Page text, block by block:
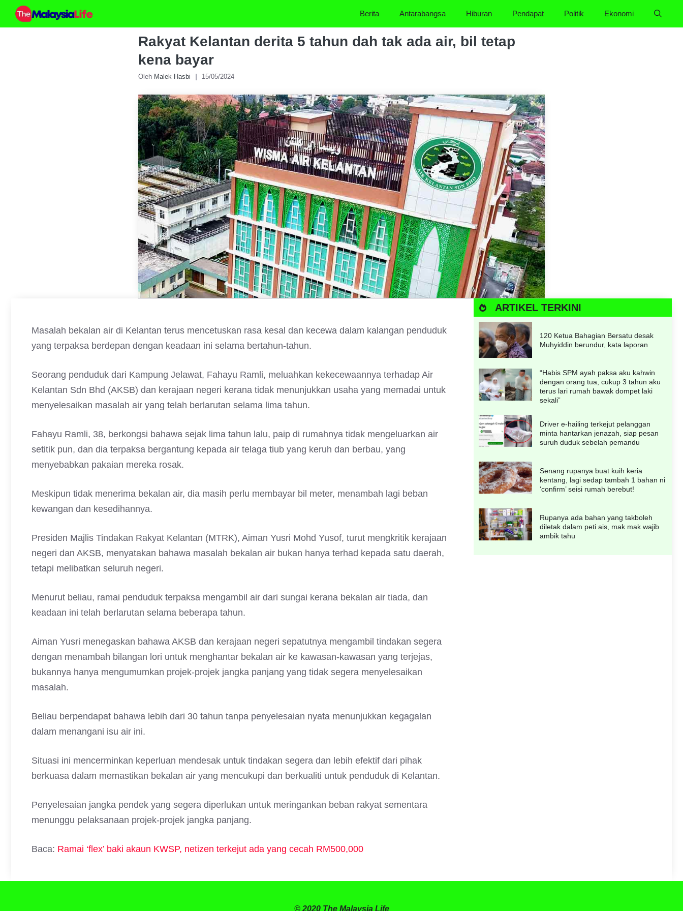
Skip
Berita Antarabangsa Hiburan Pendapat Politik Ekonomi
Rakyat Kelantan derita 5 tahun dah tak ada air, bil tetap
kena bayar
Oleh Malek Hasbi 15/05/2024
Masalah bekalan air di Kelantan terus mencetuskan rasa kesal dan kecewa dalam kalangan penduduk
yang terpaksa berdepan dengan keadaan ini selama bertahun-tahun.
Seorang penduduk dari Kampung Jelawat, Fahayu Ramli, meluahkan kekecewaannya terhadap Air
Kelantan Sdn Bhd (AKSB) dan kerajaan negeri kerana tidak menunjukkan usaha yang memadai untuk
menyelesaikan masalah air yang telah berlarutan selama lima tahun.
Fahayu Ramli, 38, berkongsi bahawa sejak lima tahun lalu, paip di rumahnya tidak mengeluarkan air
setitik pun, dan dia terpaksa bergantung kepada air telaga tiub yang keruh dan berbau, yang
menyebabkan pakaian mereka rosak.
Meskipun tidak menerima bekalan air, dia masih perlu membayar bil meter, menambah lagi beban
kewangan dan kesedihannya.
Presiden Majlis Tindakan Rakyat Kelantan (MTRK), Aiman Yusri Mohd Yusof, turut mengkritik kerajaan
negeri dan AKSB, menyatakan bahawa masalah bekalan air bukan hanya terhad kepada satu daerah,
tetapi melibatkan seluruh negeri.
Menurut beliau, ramai penduduk terpaksa mengambil air dari sungai kerana bekalan air tiada, dan
keadaan ini telah berlarutan selama beberapa tahun.
Aiman Yusri menegaskan bahawa AKSB dan kerajaan negeri sepatutnya mengambil tindakan segera
dengan menambah bilangan lori untuk menghantar bekalan air ke kawasan-kawasan yang terjejas,
bukannya hanya mengumumkan projek-projek jangka panjang yang tidak segera menyelesaikan
masalah.
Beliau berpendapat bahawa lebih dari 30 tahun tanpa penyelesaian nyata menunjukkan kegagalan
dalam menangani isu air ini.
Situasi ini mencerminkan keperluan mendesak untuk tindakan segera dan lebih efektif dari pihak
berkuasa dalam memastikan bekalan air yang mencukupi dan berkualiti untuk penduduk di Kelantan.
Penyelesaian jangka pendek yang segera diperlukan untuk meringankan beban rakyat sementara
menunggu pelaksanaan projek-projek jangka panjang.
Baca: Ramai ‘flex’ baki akaun KWSP, netizen terkejut ada yang cecah RM500,000
ARTIKEL TERKINI
120 Ketua Bahagian Bersatu desak
Muhyiddin berundur, kata laporan
“Habis SPM ayah paksa aku kahwin
dengan orang tua, cukup 3 tahun aku
terus lari rumah bawak dompet laki
sekali”
Driver e-hailing terkejut pelanggan
minta hantarkan jenazah, siap pesan
suruh duduk sebelah pemandu
Senang rupanya buat kuih keria
kentang, lagi sedap tambah 1 bahan ni
‘confirm’ seisi rumah berebut!
Rupanya ada bahan yang takboleh
diletak dalam peti ais, mak mak wajib
ambik tahu
© 2020 The Malaysia Life